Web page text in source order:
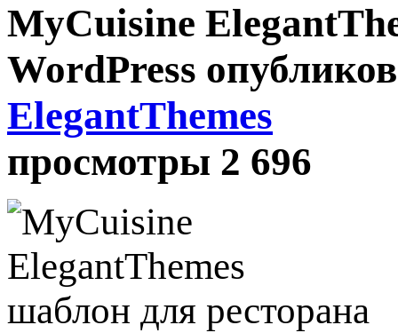
MyCuisine
WordPress
ElegantThemes
просмотры 2 696